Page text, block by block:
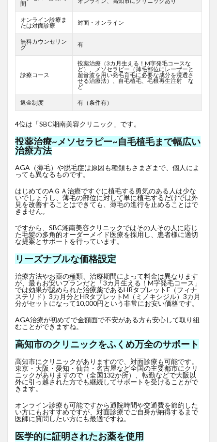
間
オンライン診療ま
たは対面診療
対面・オンライン
無料カウンセリン
グ
有
診療コース
投薬治療（3カ月生える！M字発毛コースな
ど）、メソセラピー（薄毛部位にレーザーと
超音波を用い発毛育毛に必要な成分を浸透さ
せる治療法）、自毛植毛、毛根再生注射 な
ど
返金制度 有（条件有）
4位は「SBC湘南美容クリニック」です。
投薬治療~メソセラピー~自毛植毛まで幅広い
治療方法
AGA（薄毛）や脱毛症は原因も種類もさまざまで、個人によ
っても異なるものです。
はじめてのAＧＡ治療ですぐに植毛する勇気のある人は少な
いでしょうし、薄毛の部位に対して単に植毛するだけでは外
見を改善することはできても、薄毛の進行を止めることはで
きません。
ですから、SBC湘南美容クリニックではその人その人に応じ
た毛髪の多角的オーダーメイド医療を採用し、患者様に適切
な提案とサポートを行っています。
リーズナブルな価格設定
治療方法やお薬の種類、治療期間によって料金は異なります
が、最もお安いプランだと「3カ月生える！M字発毛コース」
では効果が認められた治療薬であるHRタブレットF （フィナ
ステリド）3カ月分とHRタブレットM（ミノキシジル）3カ月
分がセットになって10,000円という非常にお安い価格です。
AGA治療が初めてで金額面で不安がある方も安心して取り組
むことができますね。
高知市のクリニックをふくめ万全のサポート
高知市にクリニックがありますので、対面診療も可能です。
東京・大阪・愛知・仙台・名古屋など全国の主要都市にクリ
ニックがありますので（全国132か所）、転勤などで大阪以
外に引っ越された方でも継続してサポートを受けることがで
きます。
オンライン診療も可能ですから通院時間や交通費を節約した
い方にもおすすめですが、対面診療でご自身が納得するまで
医師に質問したい方にも最適ですね。
医学的に証明されたお薬を使用